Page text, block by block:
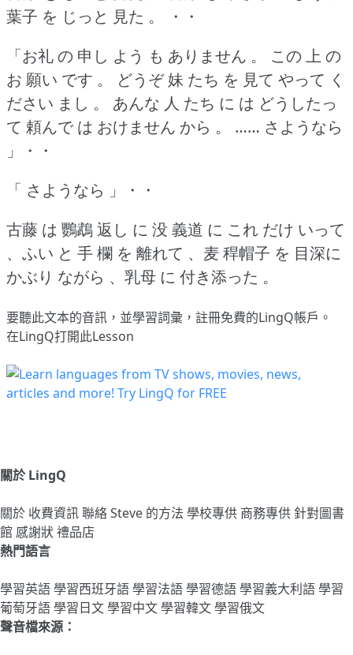
葉子 を じっと 見た 。
・・
「お礼 の 申し よう も ありません 。
この 上 の
お 願い です 。
どうぞ 妹 たち を 見て やって く
ださい まし 。
あんな 人 たち に は どうしたっ
て 頼んで は おけません から 。
…… さようなら
」・・
「 さようなら 」・・
古藤 は 鸚鵡 返し に 没 義道 に これ だけ いって
、ふい と 手 欄 を 離れて 、麦 稈帽子 を 目深に
かぶり ながら 、乳母 に 付き添った 。
要聽此文本的音訊，並學習詞彙， 註冊免費的LingQ帳戶。
在LingQ打開此Lesson
關於 LingQ
關於 收費資訊聯絡Steve 的方法 學校專供 商務專供 針對圖書
館 感謝狀禮品店
熱門語言
學習英語學習西班牙語學習法語學習德語學習義大利語學習
葡萄牙語學習日文學習中文學習韓文學習俄文
聲音檔來源：